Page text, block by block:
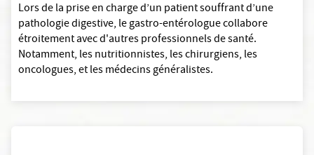
Lors de la prise en charge d’un patient souffrant d’une
pathologie digestive, le gastro-entérologue collabore
étroitement avec d'autres professionnels de santé.
Notamment, les nutritionnistes, les chirurgiens, les
oncologues, et les médecins généralistes.